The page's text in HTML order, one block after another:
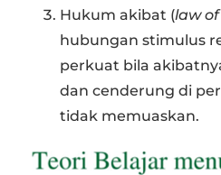
Hukum akibat (law
hubungan stimulus
perkuat bila
dan cenderung di
tidak memuaskan.